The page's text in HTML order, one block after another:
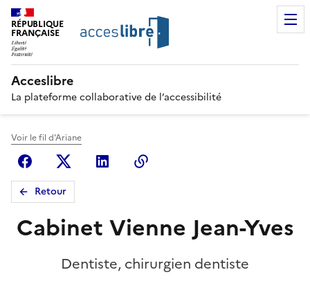
RÉPUBLIQUE
FRANÇAISE
Acceslibre
La plateforme collaborative de l’accessibilité
Voir le fil d'Ariane
FacebookX (anciennement Twitter)
Linkedin
Retour
Cabinet Vienne Jean-Yves
Dentiste, chirurgien dentiste